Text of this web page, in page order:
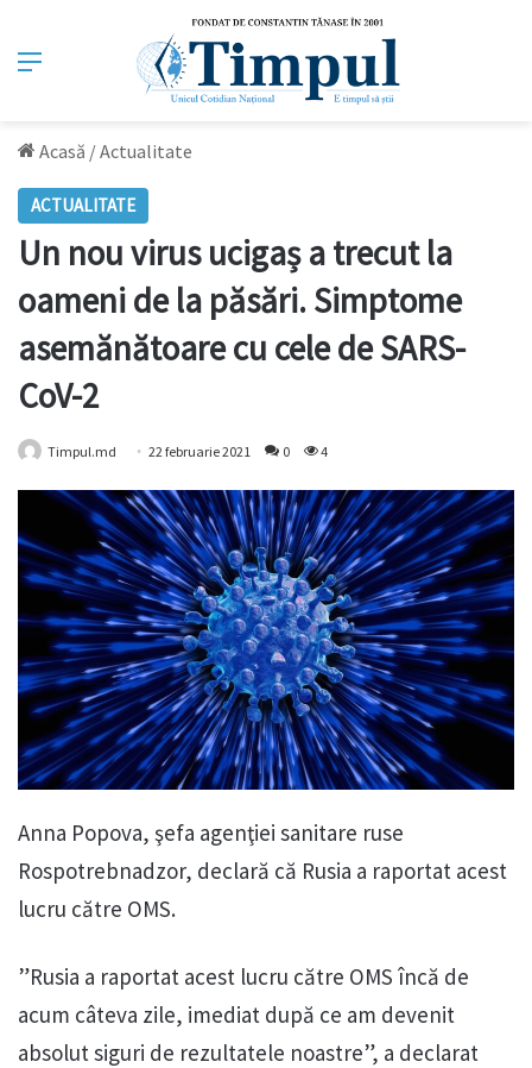
Meniu
Acasă /Actualitate
ACTUALITATE
Un nou virus ucigaș a trecut la
oameni de la păsări. Simptome
asemănătoare cu cele de SARS-
CoV-2
Timpul.md 22 februarie 2021 0 4
Anna Popova, şefa agenţiei sanitare ruse
Rospotrebnadzor, declară că Rusia a raportat acest
lucru către OMS.
”Rusia a raportat acest lucru către OMS încă de
acum câteva zile, imediat după ce am devenit
absolut siguri de rezultatele noastre”, a declarat